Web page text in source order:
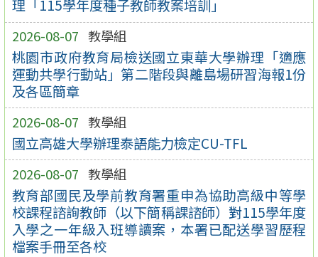
理「115學年度種子教師教案培訓」
2026-08-07 教學組
桃園市政府教育局檢送國立東華大學辦理「適應
運動共學行動站」第二階段與離島場研習海報1份
及各區簡章
2026-08-07 教學組
國立高雄大學辦理泰語能力檢定CU-TFL
2026-08-07 教學組
教育部國民及學前教育署重申為協助高級中等學
校課程諮詢教師（以下簡稱課諮師）對115學年度
入學之一年級入班導讀案，本署已配送學習歷程
檔案手冊至各校